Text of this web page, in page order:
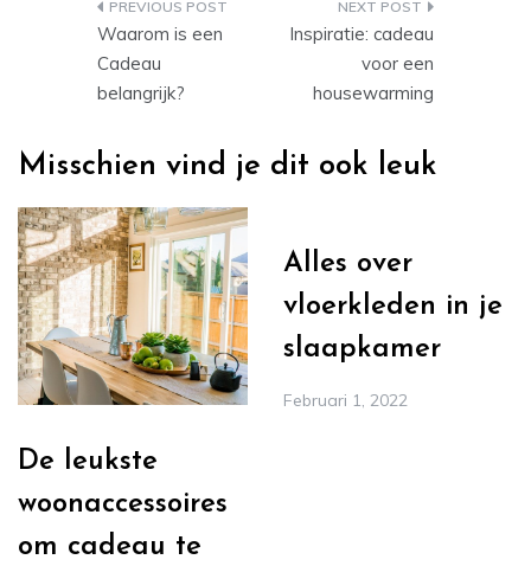
Bericht
navigatie
Waarom is een
Cadeau
belangrijk?
Inspiratie: cadeau
voor een
housewarming
Misschien vind je dit ook leuk
De leukste
woonaccessoires
om cadeau te
Alles over
vloerkleden in je
slaapkamer
Februari 1, 2022